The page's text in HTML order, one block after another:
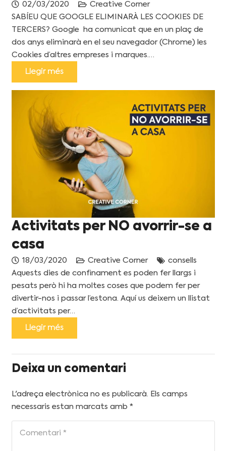
02/03/2020
Creative Corner
SABÍEU QUE GOOGLE ELIMINARÀ LES COOKIES DE
TERCERS? Google ha comunicat que en un plaç de
dos anys eliminarà en el seu navegador (Chrome) les
Cookies d’altres empreses i marques.…
Llegir més
Activitats per NO avorrir-se a
casa
18/03/2020 Creative Corner
consells
Aquests dies de confinament es poden fer llargs i
pesats però hi ha moltes coses que podem fer per
divertir-nos i passar l’estona. Aquí us deixem un llistat
d’activitats per…
Llegir més
Deixa un comentari
L'adreça electrònica no es publicarà. Els camps
necessaris estan marcats amb *